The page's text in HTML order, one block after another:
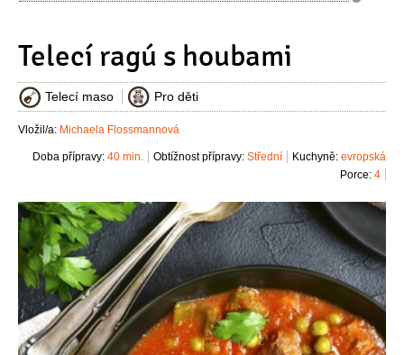
Telecí ragú s houbami
Telecí maso Pro děti
Vložil/a: Michaela Flossmannová
Kuchyně: evropská
Obtížnost přípravy: Střední
Doba přípravy: 40 min.
Porce: 4